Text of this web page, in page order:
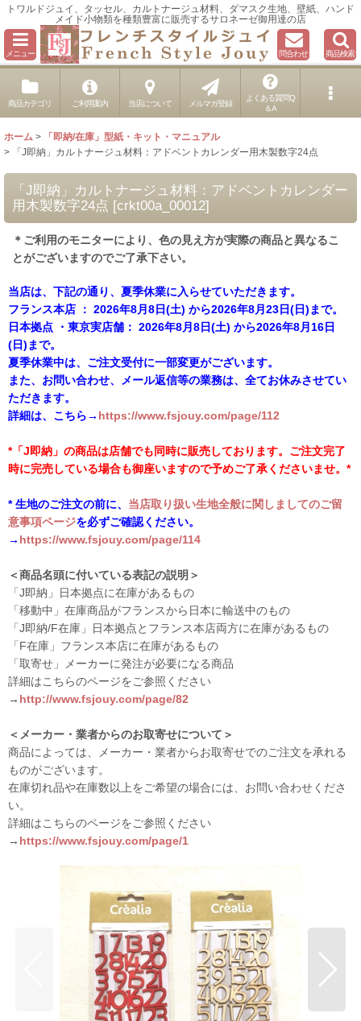
トワルドジュイ、タッセル、カルトナージュ材料、ダマスク生地、壁紙、ハンド
メイド小物類を種類豊富に販売するサロネーゼ御用達の店
メニュー 問合わせ 商品検索
商品カテゴリ ご利用案内 当店について メルマガ登録
よくある質問Q
＆A
ホーム >
「即納/在庫」型紙・キット・マニュアル
>
「J即納」カルトナージュ材料：アドベントカレンダー用木製数字24点
「J即納」カルトナージュ材料：アドベントカレンダー
用木製数字24点 [crkt00a_00012]
＊ご利用のモニターにより、色の見え方が実際の商品と異なるこ
とがございますのでご了承下さい。
当店は、下記の通り、夏季休業に入らせていただきます。
フランス本店 ： 2026年8月8日(土) から2026年8月23日(日)まで。
日本拠点 ・東京実店舗： 2026年8月8日(土) から2026年8月16日
(日)まで。
夏季休業中は、ご注文受付に一部変更がございます。
また、お問い合わせ、メール返信等の業務は、全てお休みさせてい
ただきます。
詳細は、こちら→ https://www.fsjouy.com/page/112
*「J即納」の商品は店舗でも同時に販売しております。ご注文完了
時に完売している場合も御座いますので予めご了承くださいませ。*
* 生地のご注文の前に、 当店取り扱い生地全般に関しましてのご留
意事項ページを必ずご確認ください。
→ https://www.fsjouy.com/page/114
＜商品名頭に付いている表記の説明＞
「J即納」日本拠点に在庫があるもの
「移動中」在庫商品がフランスから日本に輸送中のもの
「J即納/F在庫」日本拠点とフランス本店両方に在庫があるもの
「F在庫」フランス本店に在庫があるもの
「取寄せ」メーカーに発注が必要になる商品
詳細はこちらのページをご参照ください
→ http://www.fsjouy.com/page/82
＜メーカー・業者からのお取寄せについて＞
商品によっては、メーカー・業者からお取寄せでのご注文を承れる
ものがございます。
在庫切れ品や在庫数以上をご希望の場合には、お問い合わせくださ
い。
詳細はこちらのページをご参照ください
→ https://www.fsjouy.com/page/1